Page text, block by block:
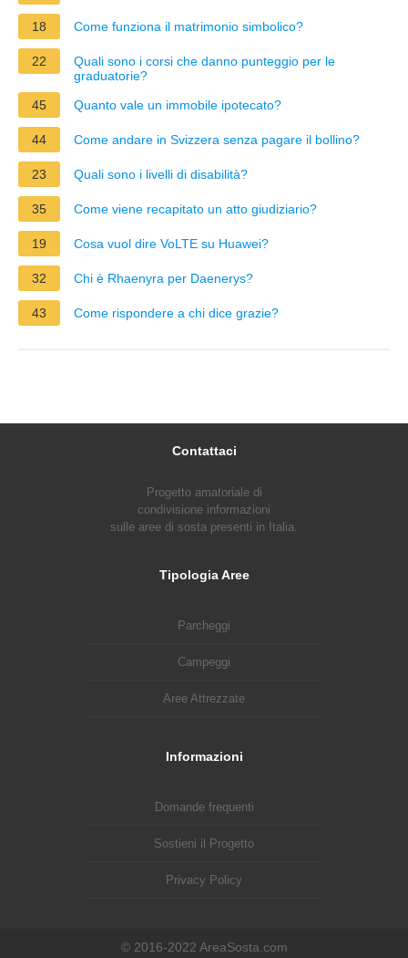
18 Come funziona il matrimonio simbolico?
22
Quali sono i corsi che danno punteggio per le
graduatorie?
45
Quanto vale un immobile ipotecato?
44 Come andare in Svizzera senza pagare il bollino?
23 Quali sono i livelli di disabilità?
35 Come viene recapitato un atto giudiziario?
19 Cosa vuol dire VoLTE su Huawei?
32 Chi è Rhaenyra per Daenerys?
43 Come rispondere a chi dice grazie?
Contattaci
Progetto amatoriale di
condivisione informazioni
sulle aree di sosta presenti in Italia.
Tipologia Aree
Parcheggi
Campeggi
Aree Attrezzate
Informazioni
Domande frequenti
Sostieni il Progetto
Privacy Policy
© 2016-2022 AreaSosta.com